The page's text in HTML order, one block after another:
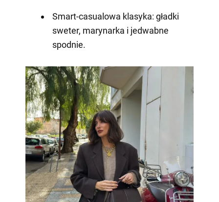
Smart-casualowa klasyka: gładki
sweter, marynarka i jedwabne
spodnie.